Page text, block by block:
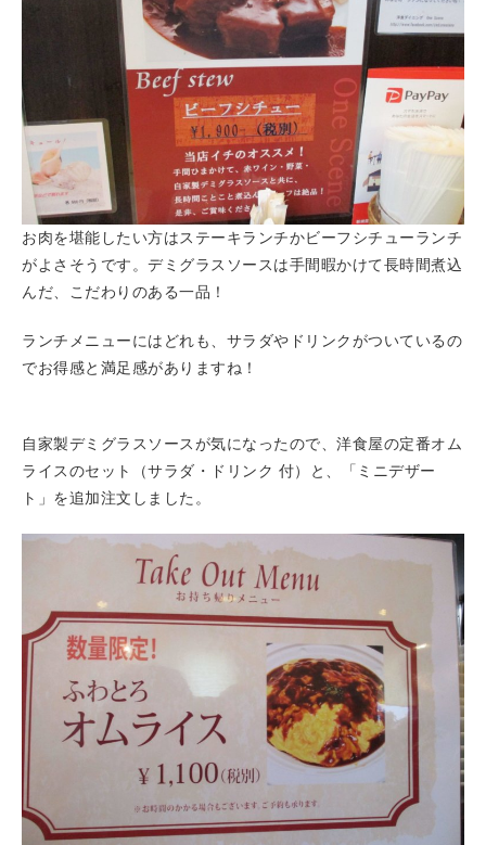
お肉を堪能したい方はステーキランチかビーフシチューランチ
がよさそうです。デミグラスソースは手間暇かけて長時間煮込
んだ、こだわりのある一品！
ランチメニューにはどれも、サラダやドリンクがついているの
でお得感と満足感がありますね！
自家製デミグラスソースが気になったので、洋食屋の定番オム
ライスのセット（サラダ・ドリンク 付）と、「ミニデザー
ト」を追加注文しました。